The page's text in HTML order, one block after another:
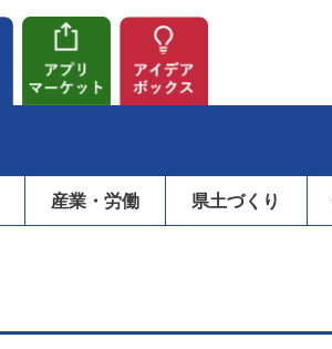
産業・労働 県土づくり